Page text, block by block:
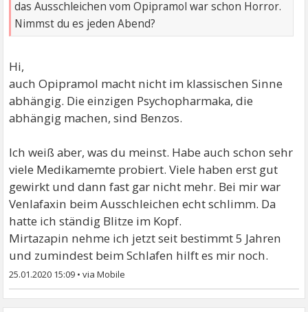
das Ausschleichen vom Opipramol war schon Horror.
Nimmst du es jeden Abend?
Hi,
auch Opipramol macht nicht im klassischen Sinne
abhängig. Die einzigen Psychopharmaka, die
abhängig machen, sind Benzos.
Ich weiß aber, was du meinst. Habe auch schon sehr
viele Medikamemte probiert. Viele haben erst gut
gewirkt und dann fast gar nicht mehr. Bei mir war
Venlafaxin beim Ausschleichen echt schlimm. Da
hatte ich ständig Blitze im Kopf.
Mirtazapin nehme ich jetzt seit bestimmt 5 Jahren
und zumindest beim Schlafen hilft es mir noch.
25.01.2020 15:09 •